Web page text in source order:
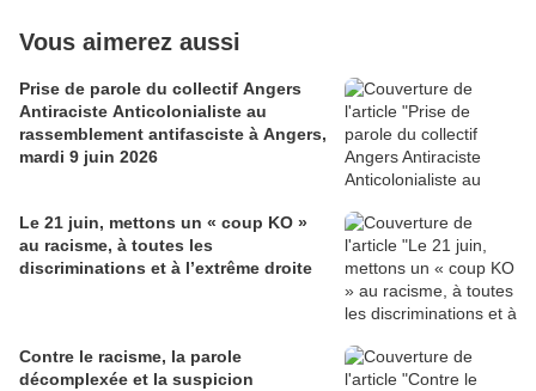
Vous aimerez aussi
Prise de parole du collectif Angers
Antiraciste Anticolonialiste au
rassemblement antifasciste à Angers,
mardi 9 juin 2026
Le 21 juin, mettons un « coup KO »
au racisme, à toutes les
discriminations et à l’extrême droite
Contre le racisme, la parole
décomplexée et la suspicion